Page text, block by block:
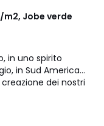
Jobe verde
in uno spirito
in Sud America...
dei nostri